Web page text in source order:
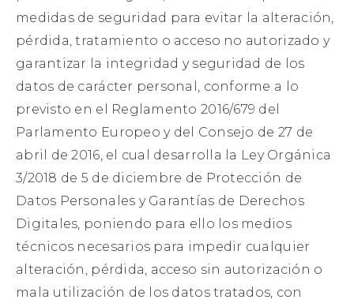
medidas de seguridad para evitar la alteración,
pérdida, tratamiento o acceso no autorizado y
garantizar la integridad y seguridad de los
datos de carácter personal, conforme a lo
previsto en el Reglamento 2016/679 del
Parlamento Europeo y del Consejo de 27 de
abril de 2016, el cual desarrolla la Ley Orgánica
3/2018 de 5 de diciembre de Protección de
Datos Personales y Garantías de Derechos
Digitales, poniendo para ello los medios
técnicos necesarios para impedir cualquier
alteración, pérdida, acceso sin autorización o
mala utilización de los datos tratados, con